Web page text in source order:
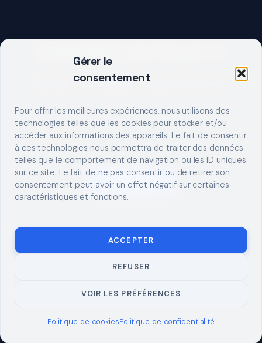
Gérer le
consentement
Pour offrir les meilleures expériences, nous utilisons des
technologies telles que les cookies pour stocker et/ou
accéder aux informations des appareils. Le fait de consentir
à ces technologies nous permettra de traiter des données
telles que le comportement de navigation ou les ID uniques
sur ce site. Le fait de ne pas consentir ou de retirer son
consentement peut avoir un effet négatif sur certaines
caractéristiques et fonctions.
ACCEPTER
REFUSER
VOIR LES PRÉFÉRENCES
Politique de cookiesPolitique de confidentialité
DEMARRER UN PROJET ?
Décrivez votre besoin, trouvez le bon pro.
S'INSCRIRE